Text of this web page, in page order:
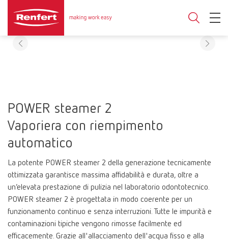
POWER steamer 2
Vaporiera con riempimento
automatico
La potente POWER steamer 2 della generazione tecnicamente
ottimizzata garantisce massima affidabilità e durata, oltre a
un’elevata prestazione di pulizia nel laboratorio odontotecnico.
POWER steamer 2 è progettata in modo coerente per un
funzionamento continuo e senza interruzioni. Tutte le impurità e
contaminazioni tipiche vengono rimosse facilmente ed
efficacemente. Grazie all'allacciamento dell'acqua fisso e alla